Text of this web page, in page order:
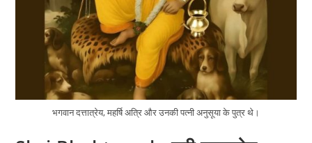
भगवान दत्तात्रेय, महर्षि अत्रि और उनकी पत्नी अनुसूया के पुत्र थे।